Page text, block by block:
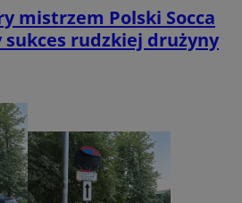
mistrzem Polski Socca
sukces rudzkiej drużyny